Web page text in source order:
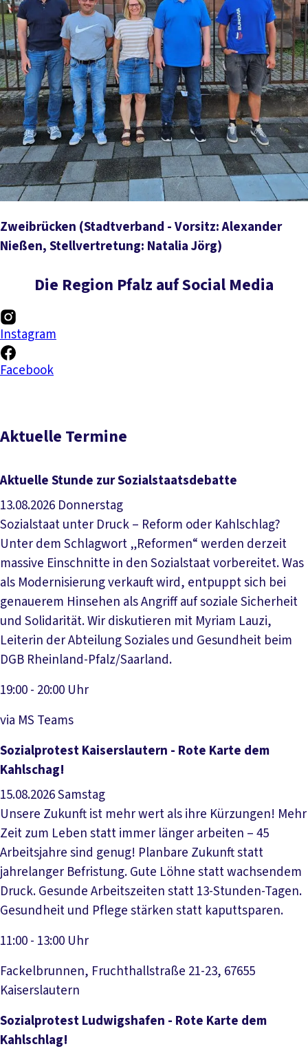
Zweibrücken (Stadtverband - Vorsitz: Alexander
Nießen, Stellvertretung: Natalia Jörg)
Die Region Pfalz auf Social Media
Instagram
Facebook
Aktuelle Termine
Aktuelle Stunde zur Sozialstaatsdebatte
13.08.2026 Donnerstag
Sozialstaat unter Druck – Reform oder Kahlschlag?
Unter dem Schlagwort „Reformen“ werden derzeit
massive Einschnitte in den Sozialstaat vorbereitet. Was
als Modernisierung verkauft wird, entpuppt sich bei
genauerem Hinsehen als Angriff auf soziale Sicherheit
und Solidarität. Wir diskutieren mit Myriam Lauzi,
Leiterin der Abteilung Soziales und Gesundheit beim
DGB Rheinland-Pfalz/Saarland.
19:00 - 20:00 Uhr
via MS Teams
Veranstaltung anzeigen
Sozialprotest Kaiserslautern - Rote Karte dem
Kahlschag!
15.08.2026Samstag
Unsere Zukunft ist mehr wert als ihre Kürzungen! Mehr
Zeit zum Leben statt immer länger arbeiten – 45
Arbeitsjahre sind genug! Planbare Zukunft statt
jahrelanger Befristung. Gute Löhne statt wachsendem
Druck. Gesunde Arbeitszeiten statt 13-Stunden-Tagen.
Gesundheit und Pflege stärken statt kaputtsparen.
11:00 - 13:00 Uhr
Fackelbrunnen, Fruchthallstraße 21-23, 67655
Kaiserslautern
Veranstaltung anzeigen
Sozialprotest Ludwigshafen - Rote Karte dem
Kahlschlag!